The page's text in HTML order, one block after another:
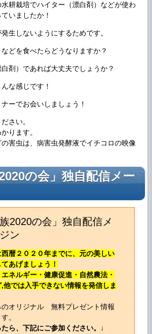
水耕栽培でハイター（漂白剤）などが使わ
いましたか！
生しないようにするためです。
どを食べたらどうなりますか？
剤）であれば大丈夫でしょうか？
な感じです！
ーでお会いしましょう！
さい。
ります。
害虫は、病害虫発酵液でイチコロの映像
の会」独自配信メー
族2020の会」独自配信メ
ン
暦２０２０年までに、元の美しい
あげましょう！
ネルギー・健康促進・自然農法・
他では入手できない情報を発信しま
のオリジナル 無料プレゼント情報
。
ら、下記にご参加ください。↓